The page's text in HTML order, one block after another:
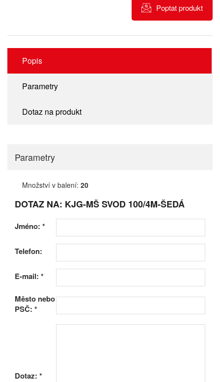
Poptat produkt
Popis
Parametry
Dotaz na produkt
Parametry
Množství v balení: 20
DOTAZ NA: KJG-MŠ SVOD 100/4M-ŠEDÁ
Jméno: *
Telefon:
E-mail: *
Město nebo
PSČ: *
Dotaz: *